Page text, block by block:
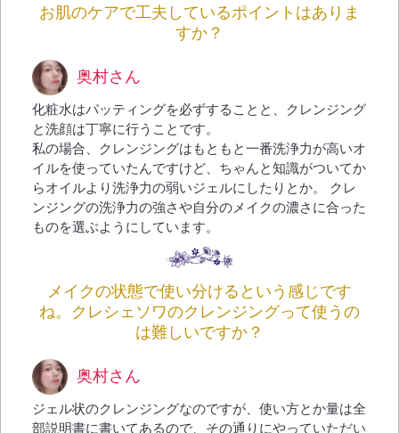
お肌のケアで工夫しているポイントはありま
すか？
奥村さん
化粧水はパッティングを必ずすることと、クレンジング
と洗顔は丁寧に行うことです。
私の場合、クレンジングはもともと一番洗浄力が高いオ
イルを使っていたんですけど、ちゃんと知識がついてか
らオイルより洗浄力の弱いジェルにしたりとか。 クレ
ンジングの洗浄力の強さや自分のメイクの濃さに合った
ものを選ぶようにしています。
メイクの状態で使い分けるという感じです
ね。クレシェソワのクレンジングって使うの
は難しいですか？
奥村さん
ジェル状のクレンジングなのですが、使い方とか量は全
部説明書に書いてあるので、その通りにやっていただい